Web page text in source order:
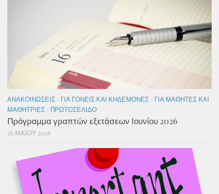
ΑΝΑΚΟΙΝΏΣΕΙΣ / ΓΙΑ ΓΟΝΕΊΣ ΚΑΙ ΚΗΔΕΜΌΝΕΣ / ΓΙΑ ΜΑΘΗΤΈΣ ΚΑΙ
ΜΑΘΉΤΡΙΕΣ / ΠΡΩΤΟΣΈΛΙΔΟ
Πρόγραμμα γραπτών εξετάσεων Ιουνίου 2026
26 ΜΑΪ́ΟΥ 2026